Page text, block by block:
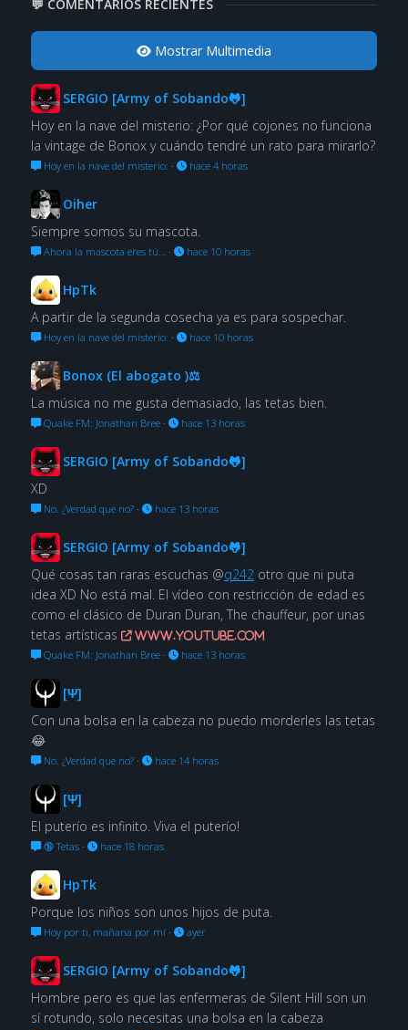
💬 COMENTARIOS RECIENTES
Mostrar Multimedia
SERGIO [Army of Sobando🐸]
Hoy en la nave del misterio: ¿Por qué cojones no funciona
la vintage de Bonox y cuándo tendré un rato para mirarlo?
Hoy en la nave del misterio: · hace 4 horas
Oiher
Siempre somos su mascota.
Ahora la mascota eres tú… · hace 10 horas
HpTk
A partir de la segunda cosecha ya es para sospechar.
Hoy en la nave del misterio: · hace 10 horas
Bonox (El abogato )⚖
La música no me gusta demasiado, las tetas bien.
Quake FM: Jonathan Bree· hace 13 horas
SERGIO [Army of Sobando🐸]
XD
No. ¿Verdad que no?· hace 13 horas
SERGIO [Army of Sobando🐸]
Qué cosas tan raras escuchas @q242otro que ni puta
idea XD No está mal. El vídeo con restricción de edad es
como el clásico de Duran Duran, The chauffeur, por unas
tetas artísticas
www.youtube.com
Quake FM: Jonathan Bree· hace 13 horas
[Ψ]
Con una bolsa en la cabeza no puedo morderles las tetas
😂
No. ¿Verdad que no?· hace 14 horas
[Ψ]
El puterío es infinito. Viva el puterío!
🔞 Tetas· hace 18 horas
HpTk
Porque los niños son unos hijos de puta.
Hoy por ti, mañana por mí· ayer
SERGIO [Army of Sobando🐸]
Hombre pero es que las enfermeras de Silent Hill son un
sí rotundo, solo necesitas una bolsa en la cabeza